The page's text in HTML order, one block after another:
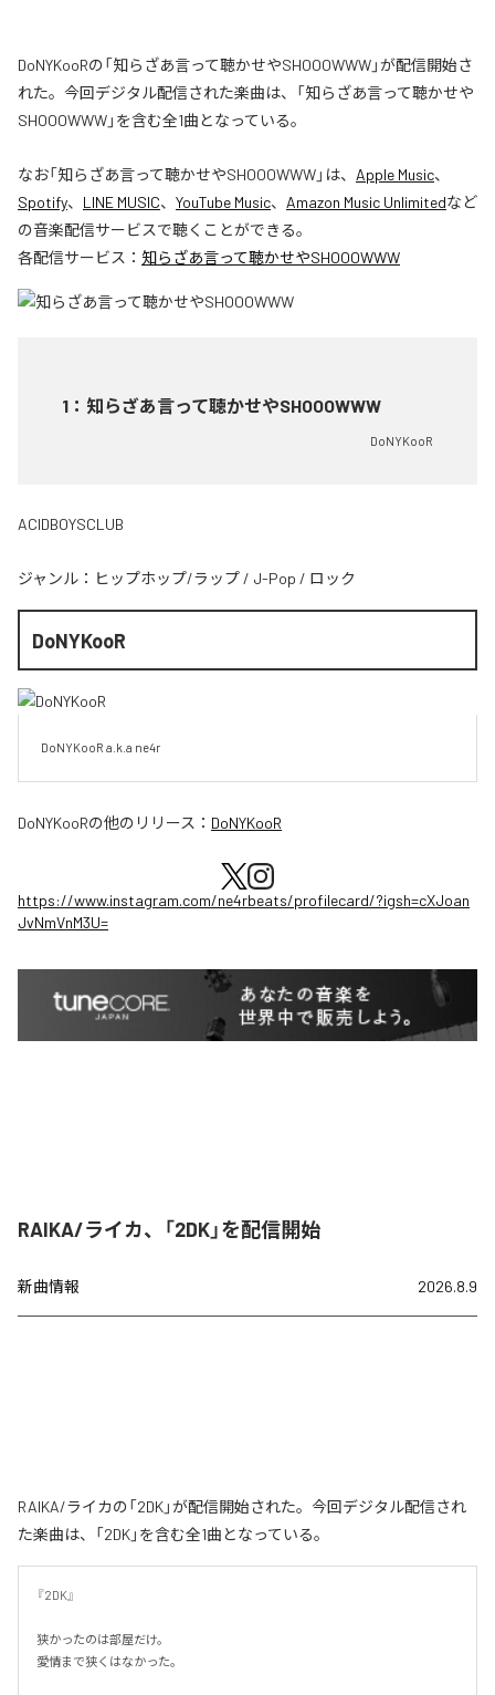
DoNYKooRの「知らざあ言って聴かせやSHOOOWWW」が配信開始さ
れた。今回デジタル配信された楽曲は、「知らざあ言って聴かせや
SHOOOWWW」を含む全1曲となっている。
なお「知らざあ言って聴かせやSHOOOWWW」は、 Apple Music、
Spotify、 LINE MUSIC、 YouTube Music、 Amazon Music Unlimitedなど
の音楽配信サービスで聴くことができる。
各配信サービス： 知らざあ言って聴かせやSHOOOWWW
1 ： 知らざあ言って聴かせやSHOOOWWW
DoNYKooR
ACIDBOYSCLUB
ジャンル： ヒップホップ/ラップ / J-Pop / ロック
DoNYKooR
DoNYKooR a.k.a ne4r
DoNYKooRの他のリリース： DoNYKooR
https://www.instagram.com/ne4rbeats/profilecard/?igsh=cXJoan
JvNmVnM3U=
RAIKA/ライカ、「2DK」を配信開始
新曲情報 2026.8.9
RAIKA/ライカの「2DK」が配信開始された。今回デジタル配信され
た楽曲は、「2DK」を含む全1曲となっている。
『2DK』
狭かったのは部屋だけ。
愛情まで狭くはなかった。